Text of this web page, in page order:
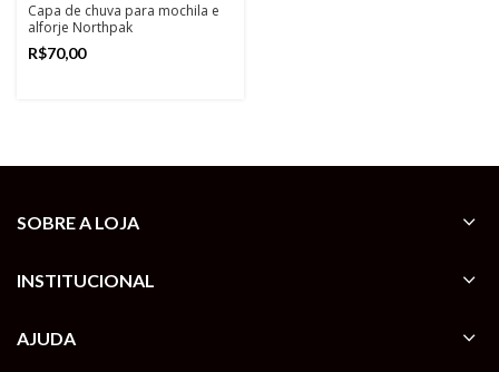
Capa de chuva para mochila e
alforje Northpak
R$
SOBRE A LOJA
INSTITUCIONAL
AJUDA